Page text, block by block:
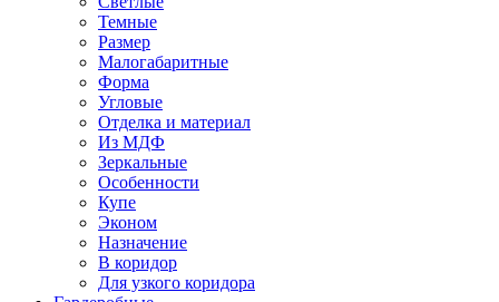
Темные
Размер
Малогабаритные
Форма
Угловые
Отделка и материал
Из МДФ
Зеркальные
Особенности
Купе
Эконом
Назначение
В коридор
Для узкого коридора